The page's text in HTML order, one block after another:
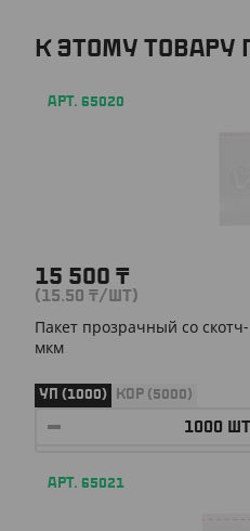
К ЭТОМУ ТОВАРУ
АРТ. 65020
15 500 ₸
(15.50 ₸/ШТ)
Пакет прозрачный со
мкм
УП (1000) КОР (5000)
АРТ. 65021